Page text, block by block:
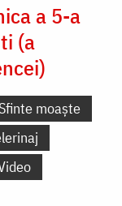
a 5-a
(a
Sfinte moaște